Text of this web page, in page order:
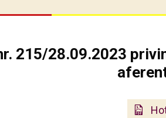
215/28.09.2023